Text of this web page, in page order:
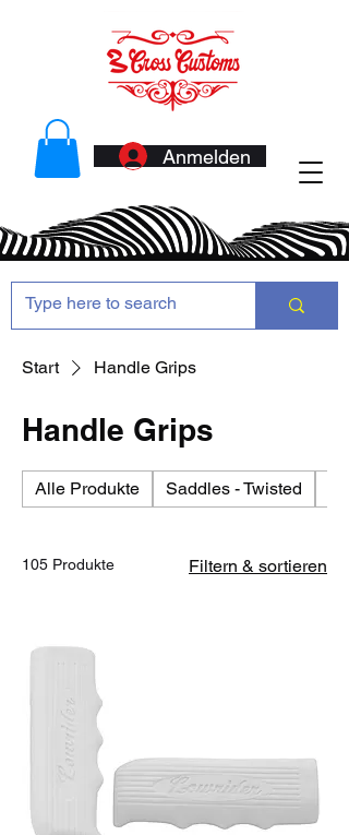
Anmelden
Start Handle Grips
Handle Grips
Alle Produkte Saddles - Twisted
105 Produkte Filtern & sortieren